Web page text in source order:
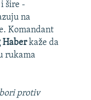
šire -
na
Komandant
Haberkaže da
rukama
protiv